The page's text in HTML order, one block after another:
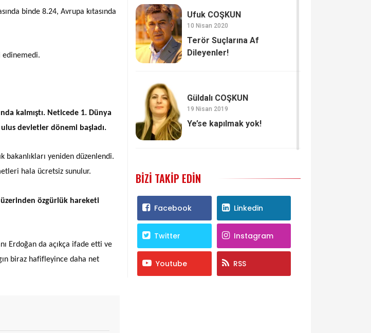
binde 8.24, Avrupa kıtasında
edinemedi.
kalmıştı. Neticede 1. Dünya
ulus devletler dönemi başladı.
bakanlıkları yeniden düzenlendi.
hala ücretsiz sunulur.
üzerinden özgürlük hareketi
Erdoğan da açıkça ifade etti ve
biraz hafifleyince daha net
Ufuk COŞKUN
10 Nisan 2020
Terör Suçlarına Af
Dileyenler!
Güldalı COŞKUN
19 Nisan 2019
Ye’se kapılmak yok!
BIZI TAKIP EDIN
Facebook Linkedin
Twitter Instagram
Youtube RSS